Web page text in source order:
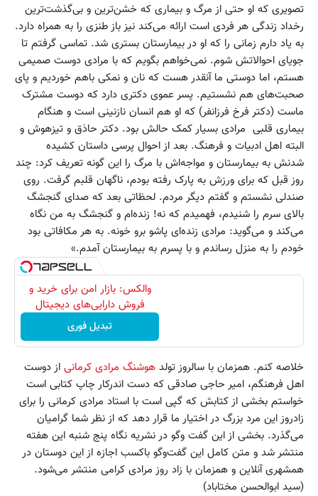
تصویری که او حتی از مرگ و بیماری که خشن‌ترین و بی‌گذشت‌ترین
رخداد زندگی هر فردی است ارائه می‌کند نیز باز طنزی را به همراه دارد.
به یاد دارم زمانی را که او در بیمارستان بستری شد. تماسی گرفتم تا
جویای احوالاتش شوم. نمی‌خواهم بگویم که با مرادی دوست صمیمی
هستم، اما دوستی ما آنقدر هست که نان و نمکی باهم خوردیم و پای
صحبت‌های هم نشستیم. پسر عموی دکتری دارد که دوست مشترک
ماست (دکتر فرخ فرزانفر) که او هم انسان نازنینی است و هنگام
بیماری قلبی مرادی بسیار کمک حالش بود. دکتر حاذق و تیزهوش و
البته اهل ادبیات و فرهنگ. بعد از احوال پرسی داستان کشیده
شدنش به بیمارستان و مواجه‌اش با مرگ را این گونه تعریف کرد: چند
روز قبل که برای ورزش به پارک رفته بودم، ‌ناگهان قلبم گرفت. روی
صندلی نشستم و گفتم دیگر مردم. لحظاتی بعد که صدای گنجشگ
بالای سرم را شنیدم، فهمیدم که نه! زنده‌ام و گنجشگ به من نگاه
می‌کند و می‌گوید: مرادی زنده‌ای پاشو برو خونه. به هر مکافاتی بود
خودم را به منزل رساندم و با پسرم به بیمارستان آمدم.»
والکس: بازار امن برای خرید و
فروش دارایی‌های دیجیتال
تبدیل فوری
خلاصه کنم. همزمان با سالروز تولد هوشنگ مرادی کرمانی از دوست
اهل فرهنگم، امیر حاجی صادقی که دست اندرکار چاپ کتابی است
خواستم بخشی از کتابش که گپی است با استاد مرادی کرمانی را برای
زادروز این مرد بزرگ در اختیار ما قرار دهد که از نظر شما گرامیان
می‌گذرد. بخشی از این گفت وگو در نشریه نگاه پنج شنبه این هفته
منتشر شد و متن کامل این گفت‌وگو باکسب اجازه از این دوستان در
همشهری آنلاین و همزمان با زاد روز مرادی کرامی منتشر می‌شود.
(سید ابوالحسن مختاباد)